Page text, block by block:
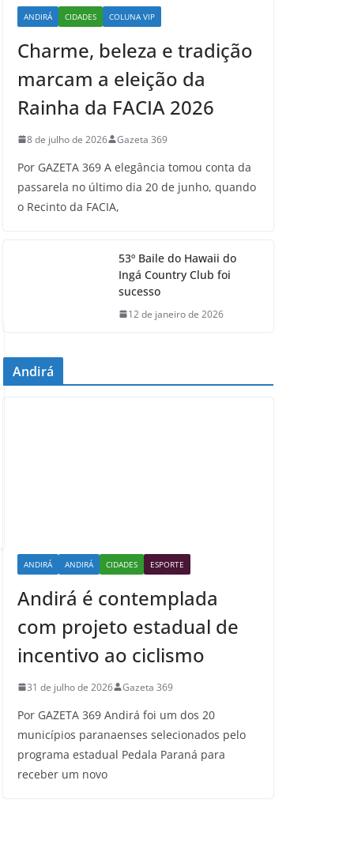
ANDIRÁ CIDADES COLUNA VIP
Charme, beleza e tradição
marcam a eleição da
Rainha da FACIA 2026
8 de julho de 2026 Gazeta 369
Por GAZETA 369 A elegância tomou conta da
passarela no último dia 20 de junho, quando
o Recinto da FACIA,
53º Baile do Hawaii do
Ingá Country Club foi
sucesso
12 de janeiro de 2026
Andirá
ANDIRÁ ANDIRÁ CIDADES ESPORTE
Andirá é contemplada
com projeto estadual de
incentivo ao ciclismo
31 de julho de 2026 Gazeta 369
Por GAZETA 369 Andirá foi um dos 20
municípios paranaenses selecionados pelo
programa estadual Pedala Paraná para
receber um novo